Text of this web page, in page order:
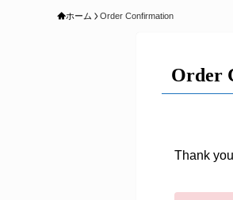
ホーム Order Confirmation
Order
Thank